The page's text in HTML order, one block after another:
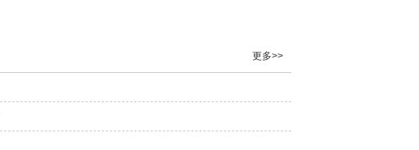
更多>>